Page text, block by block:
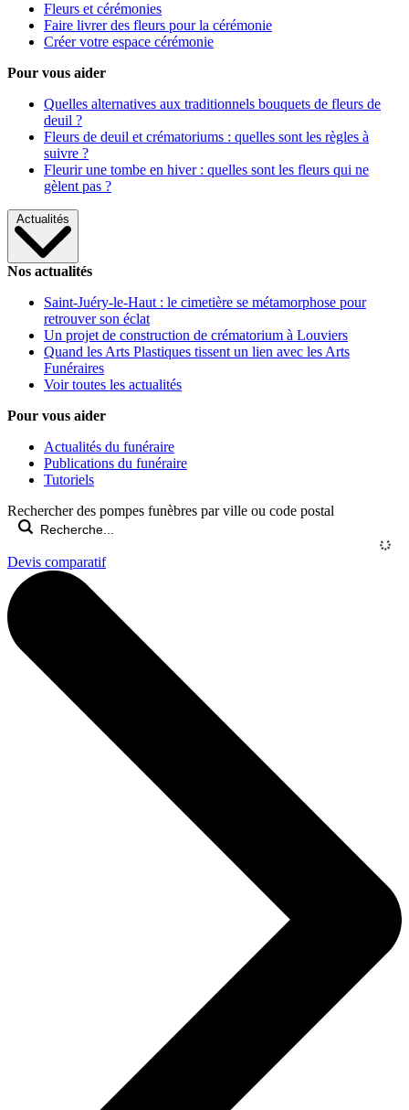
Fleurs et cérémonies
Faire livrer des fleurs pour la cérémonie
Créer votre espace cérémonie
Pour vous aider
Quelles alternatives aux traditionnels bouquets de fleurs de
deuil ?
Fleurs de deuil et crématoriums : quelles sont les règles à
suivre ?
Fleurir une tombe en hiver : quelles sont les fleurs qui ne
gèlent pas ?
Actualités
Nos actualités
Saint-Juéry-le-Haut : le cimetière se métamorphose pour
retrouver son éclat
Un projet de construction de crématorium à Louviers
Quand les Arts Plastiques tissent un lien avec les Arts
Funéraires
Voir toutes les actualités
Pour vous aider
Actualités du funéraire
Publications du funéraire
Tutoriels
Rechercher des pompes funèbres par ville ou code postal
Devis comparatif